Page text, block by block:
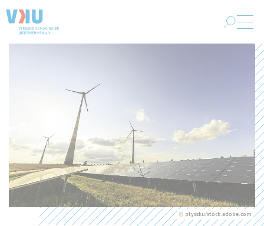
VKU-Startseite
© ptyszku/stock.adobe.com